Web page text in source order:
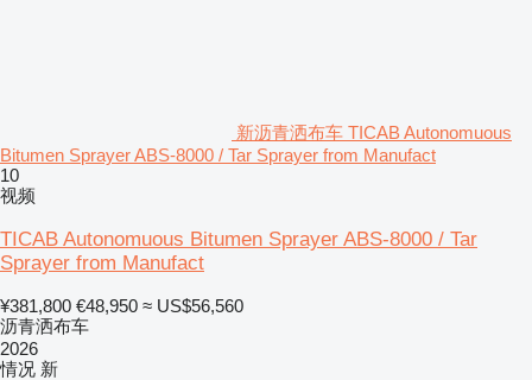
新沥青洒布车 TICAB Autonomuous
Bitumen Sprayer ABS-8000 / Tar Sprayer from Manufact
10
视频
TICAB Autonomuous Bitumen Sprayer ABS-8000 / Tar
Sprayer from Manufact
¥381,800 €48,950 ≈ US$56,560
沥青洒布车
2026
情况 新